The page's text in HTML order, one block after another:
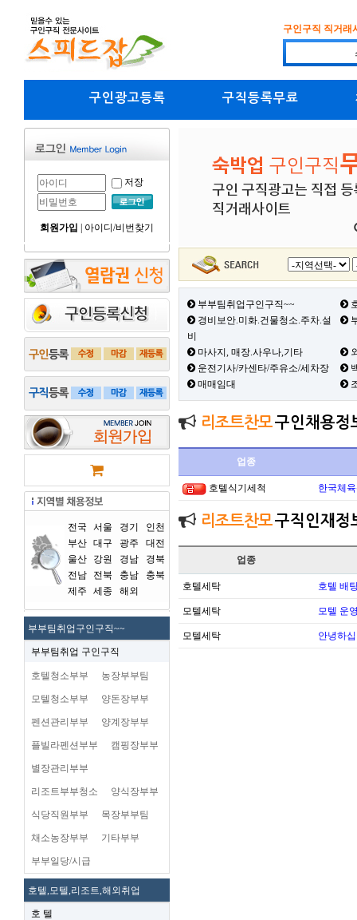
구인구직 직거래
구인광고등록 구직등록무료
저장
회원가입 아이디/비번찾기
전국 서울 경기
인천
부산 대구 광주
대전
울산
강원 경남
경북
전남
전북 충남
충북
제주
세종 해외
부부팀취업구인구직~~
부부팀취업 구인구직
호텔청소부부 농장부부팀
모텔청소부부 양돈장부부
펜션관리부부 양계장부부
플빌라펜션부부 캠핑장부부
별장관리부부
리조트부부청소 양식장부부
식당직원부부 목장부부팀
채소농장부부 기타부부
부부일당/시급
호텔,모텔,리조트,해외취업
호 텔
부부팀취업구인구직~~
경비보안.미화.건물청소.주차.설
비
마사지, 매장.사우나,기타
운전기사/카센타/주유소/세차장
매매임대
리조트찬모구인채용정
업종
호텔식기세척 한국체
리조트찬모구직인재정
업종
호텔세탁 호텔 배
모텔세탁 모텔 운
모텔세탁 안녕하